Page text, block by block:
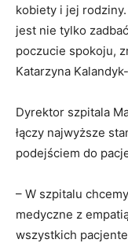
kobiety i jej
jest nie tylko
poczucie spokoju,
Katarzyna
Dyrektor szpitala
łączy najwyższe
podejściem do
– W szpitalu
medyczne z
wszystkich